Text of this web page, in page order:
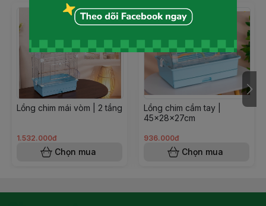
Lồng chim mái vòm | 2 tầng
1.532.000đ
Chọn mua
Lồng chim cầm tay |
45x28x27cm
936.000đ
Chọn mua